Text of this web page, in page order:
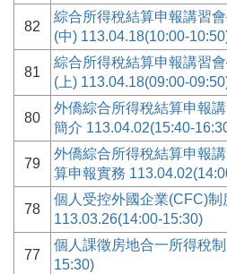
82
綜合所得稅結算申報講習
(中) 113.04.18(10:00-
81
綜合所得稅結算申報講習
(上) 113.04.18(09:00-
80
外僑綜合所得稅結算申報
簡介 113.04.02(15:40-
79
外僑綜合所得稅結算申報
算申報實務
78
個人受控外國企業(CFC)制
113.03.26(14:00-15:30)
77
個人課徵房地合一所得稅
15:30)